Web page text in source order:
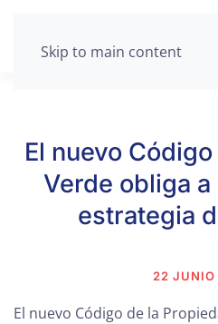
Skip to main content
El nuevo
Verde obliga
estrategia
22
El nuevo Código de la